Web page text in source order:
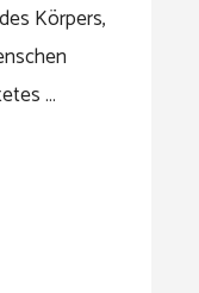
Körpers,
…